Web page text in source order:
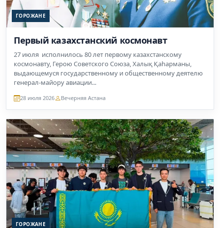
ГОРОЖАНЕ
Первый казахстанский космонавт
27 июля исполнилось 80 лет первому казахстанскому
космонавту, Герою Советского Союза, Халық Қаһарманы,
выдающемуся государственному и общественному деятелю
генерал-майору авиации...
28 июля 2026 Вечерняя Астана
ГОРОЖАНЕ